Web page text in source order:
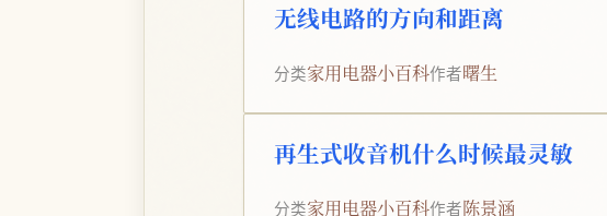
无线电路的方向和距离
分类家用电器小百科作者曙生
再生式收音机什么时候最灵敏
分类家用电器小百科作者陈景涵